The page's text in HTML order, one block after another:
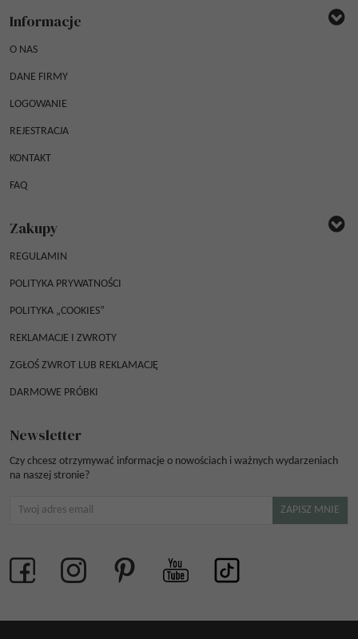
Informacje
O NAS
DANE FIRMY
LOGOWANIE
REJESTRACJA
KONTAKT
FAQ
Zakupy
REGULAMIN
POLITYKA PRYWATNOŚCI
POLITYKA „COOKIES”
REKLAMACJE I ZWROTY
ZGŁOŚ ZWROT LUB REKLAMACJĘ
DARMOWE PRÓBKI
Newsletter
Czy chcesz otrzymywać informacje o nowościach i ważnych wydarzeniach
na naszej stronie?